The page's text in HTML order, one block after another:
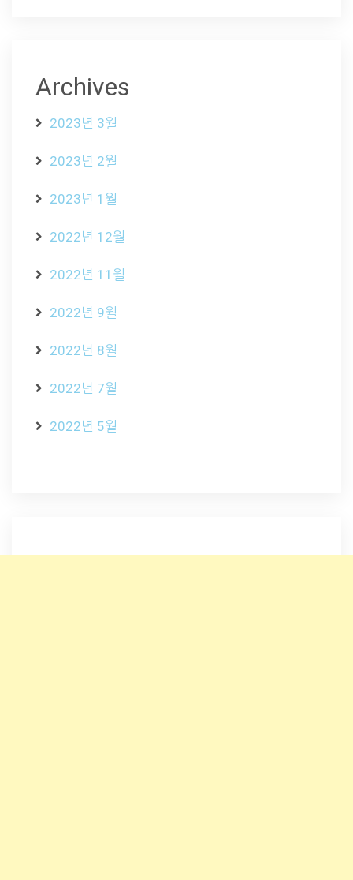
Archives
2023년 3월
2023년 2월
2023년 1월
2022년 12월
2022년 11월
2022년 9월
2022년 8월
2022년 7월
2022년 5월